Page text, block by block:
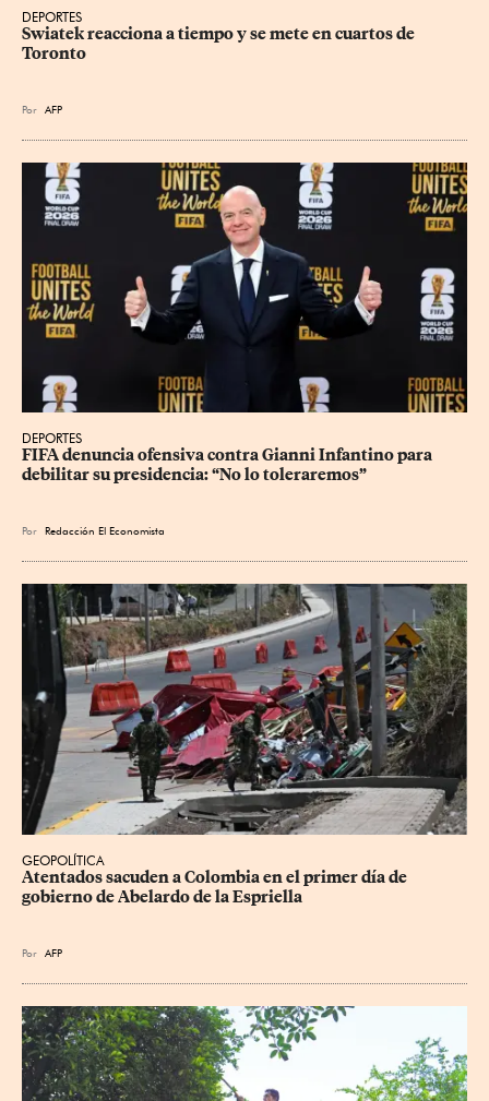
DEPORTES
Swiatek reacciona a tiempo y se mete en cuartos de
Toronto
Por AFP
DEPORTES
FIFA denuncia ofensiva contra Gianni Infantino para
debilitar su presidencia: “No lo toleraremos”
Por Redacción El Economista
GEOPOLÍTICA
Atentados sacuden a Colombia en el primer día de
gobierno de Abelardo de la Espriella
Por AFP